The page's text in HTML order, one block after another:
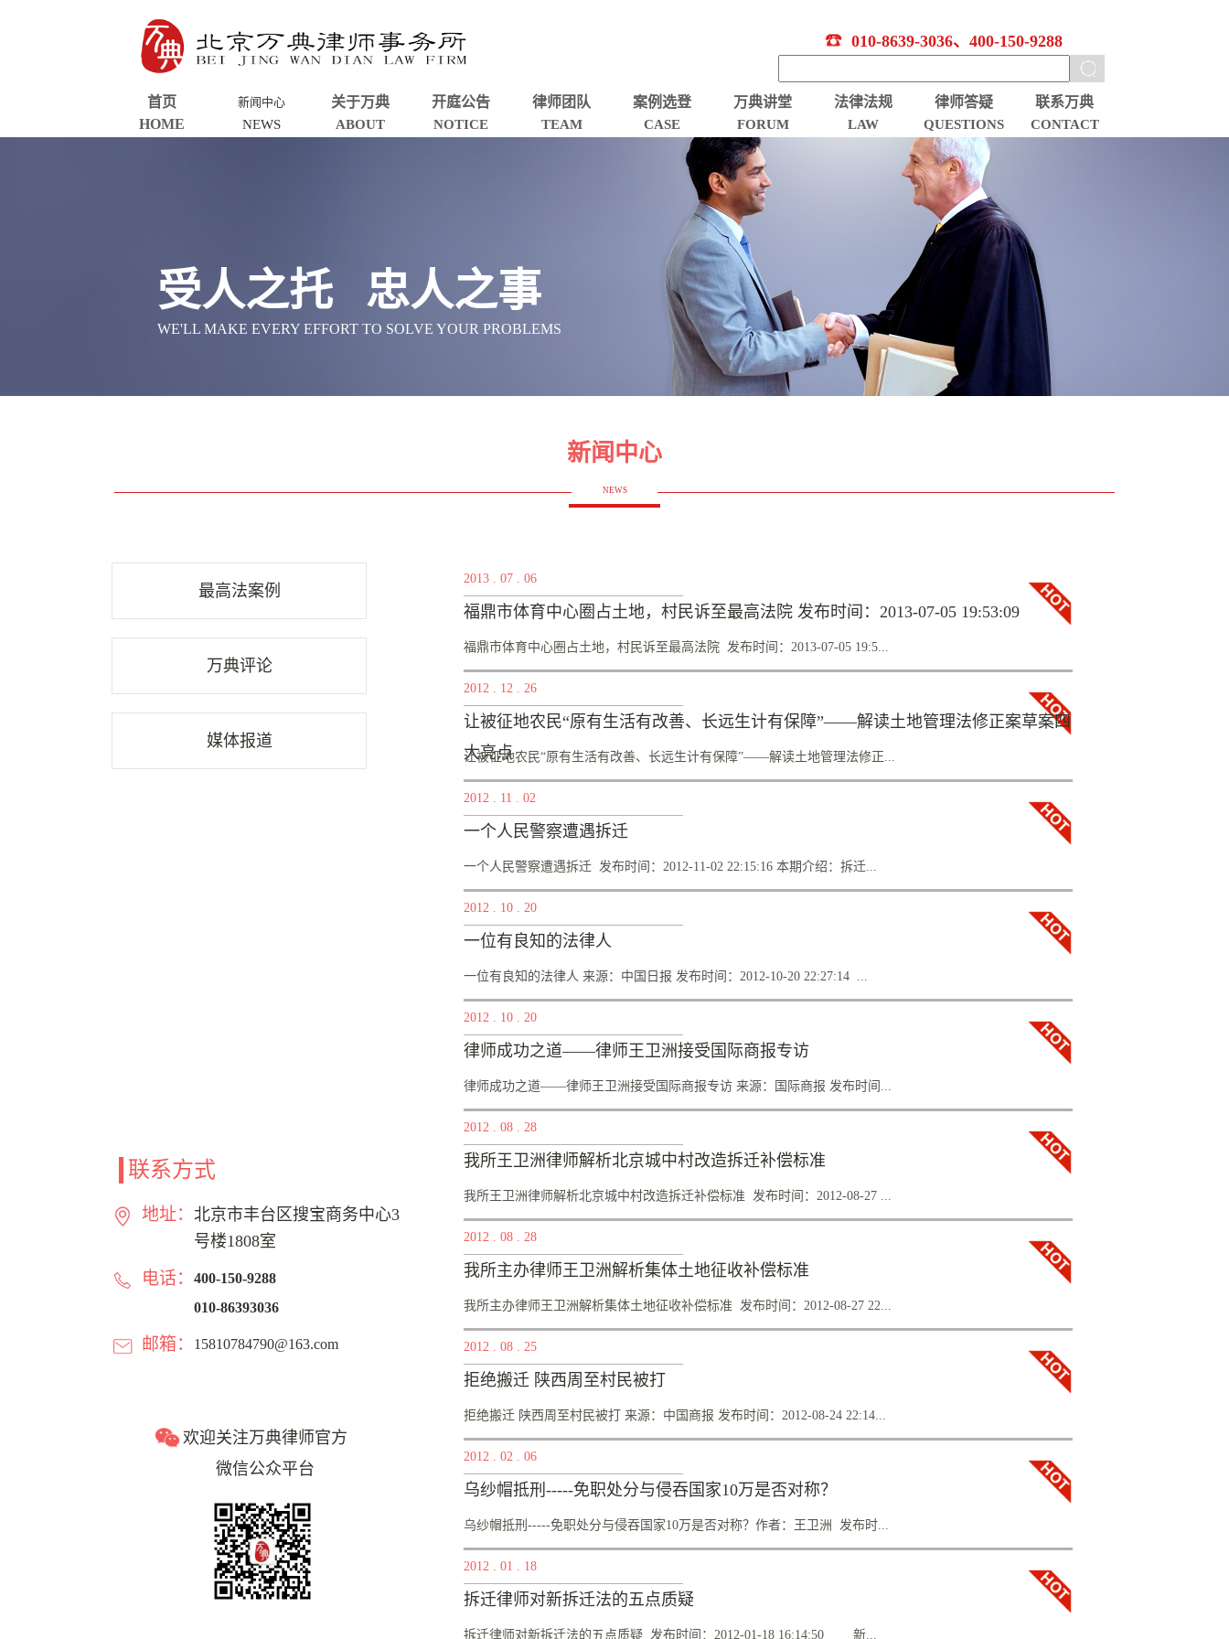
010-8639-3036、400-150-9288
首页
HOME
新闻中心
NEWS
关于万典
ABOUT
开庭公告
NOTICE
律师团队
TEAM
案例选登
CASE
万典讲堂
FORUM
法律法规
LAW
律师答疑
QUESTIONS
联系万典
CONTACT
受人之托 忠人之事
WE'LL MAKE EVERY EFFORT TO SOLVE YOUR PROBLEMS
新闻中心
NEWS
联系方式
地址： 北京市丰台区搜宝商务中心3
号楼1808室
电话：
400-150-9288
010-86393036
邮箱： 15810784790@163.com
欢迎关注万典律师官方
微信公众平台
最高法案例
万典评论
媒体报道
2013 . 07 . 06
福鼎市体育中心圈占土地，村民诉至最高法院 发布时间：2013-07-05 19:53:09
福鼎市体育中心圈占土地，村民诉至最高法院 发布时间：2013-07-05 19:5...
3:09 核心提示：福鼎市体育中心因圈占桐城街道办事处石湖社区岭下第三生产队四亩多集体土地，而被诉至
查。 福鼎市体育中心因圈占桐城街道办事处石湖社区岭下第三生产队四亩多集体土地，而被诉至法院。
因不服福建省高级法院终审判决，第三生产队向最高法院提起再审申请，目前最高院已立案审查。近些年，
随着各地城镇化进程的加快，一些地方屡屡出现违规占地现象，而由此引发的土地官司也屡见不鲜。但是，
仅仅...
2012 . 12 . 26
让被征地农民“原有生活有改善、长远生计有保障”——解读土地管理法修正案草案四
大亮点
让被征地农民“原有生活有改善、长远生计有保障”——解读土地管理法修正...
案草案四大亮点中国人大网 www.npc.gov.cn日期： 2012-12-25浏览字号：大 中 小打印本页 关闭窗口 新
的问题得到社会广泛关注。现行土地补偿制度是由土地管理法确定的，其中最关键的条款是第４７条。２４
日提交全国人大常委会审议的土地管理法修正案草案，对第４７条做出了重大修改。 亮点一：删除按土
地原有用途补偿和３０倍补偿上限规定 现行土地管理法第４７条规定，征收土地按照被征地的原用途
给...
2012 . 11 . 02
一个人民警察遭遇拆迁
一个人民警察遭遇拆迁 发布时间：2012-11-02 22:15:16 本期介绍：拆迁...
算是一个热而不热的话题，很多人从震惊到愤怒再到现在的麻木。在拆迁中骂拆迁单位、骂钉子户，是是非
鲍先生因不满拆迁补偿拒签拆迁补偿协议，被单位停职两个月。究竟是鲍先生狮子大开口索要高额拆迁费，
还是另有隐情？为此，《法眼看房产》采访了北京亿嘉律师事务所的王卫洲律师。 法眼看房产：关注房子，
解答疑难。《法眼看房产》为您解读关于房子的是是非非。各位网友大家好，又和大家见面了。今天，我
们...
2012 . 10 . 20
一位有良知的法律人
一位有良知的法律人 来源：中国日报 发布时间：2012-10-20 22:27:14 ...
人物档案：王卫洲，河北邯郸人，全国知名土地拆迁律师，法律实践家，司法学者。在法律实践的同时潜
的感情。从事律师职业后专攻土地拆迁领域，专业为被征地、拆迁人、农民工等弱势群体维护权利，坚持“稳
打稳扎、勇于开拓、恪尽职守、不拘小节”的办案办案思路和利用多种力量集中维权的原则，曾承办武汉天兴
洲公铁两用长江大桥及其引线工程占地纠纷案件、二广高速...
2012 . 10 . 20
律师成功之道——律师王卫洲接受国际商报专访
律师成功之道——律师王卫洲接受国际商报专访 来源：国际商报 发布时间...
：2012-10-20 22:25:51 王卫洲，全国知名土地拆迁律师，出生于河北邯郸一个普通农民家庭，王卫洲最
大的梦想就是成为一名律师，撑起正义的天空，用法律保护弱势群体。“律师要有高度的责任心，要把当事人
利益看成最重要的事情，要把案子当成自己的官司去打，没有这样的工作态度是不可能发挥自己最大的主观
能动性的，也不可能把案子办得漂亮。”对于律师的从业之道，王卫洲如是说。 打官司最重要的是证据，
而证据调取则需要律师的不懈努力。然而，在工作中，王...
2012 . 08 . 28
我所王卫洲律师解析北京城中村改造拆迁补偿标准
我所王卫洲律师解析北京城中村改造拆迁补偿标准 发布时间：2012-08-27 ...
22:48:04栏目名称：法律名人谈主 题：王卫洲律师解析北京城中村改造拆迁补偿标准嘉宾律师：北京市亿
嘉律师事务所王卫洲律师关 键 词：北京城中村，城中村改造，拆迁补偿标准，本期策划：张倩 本期介绍：
城中村改造拆迁补偿一直是城中村居民关注的焦点之一，在拆迁的大浪潮中，为了能多分得补偿，不少村民
朋友们采用了各种办法。其中一些办法可能会适得其反，为了让大家在城中村拆迁补偿中不吃亏不违法，
《法律名人谈栏...
2012 . 08 . 28
我所主办律师王卫洲解析集体土地征收补偿标准
我所主办律师王卫洲解析集体土地征收补偿标准 发布时间：2012-08-27 22...
:49:50 栏目名称：法眼看房产主 题：解析集体土地征收补偿标准嘉宾律师：王卫洲律师本期策划：张倩 本
敏感的神经。早到2004年的嘉禾事件、2005年的定州事件，再到08年的瓮安事件，一幕幕的冲突有着深层次
的原因。那就是：土地！今天，我们有幸为大家请到了北京市亿嘉律师事务所王卫洲律师来为大家简单讲解
一下集体土地征收补偿的相关内容。&#...
2012 . 08 . 25
拒绝搬迁 陕西周至村民被打
拒绝搬迁 陕西周至村民被打 来源：中国商报 发布时间：2012-08-24 22:14...
:28 （本报记者 孙孝运）贾鹏斌很是坚强，强忍着没有让眼眶里的泪水流出来。而他的妻子很难控制情
记，但我没有想到的是，自己在为村民依法讨说法的路上会遭到暴徒袭击。” 遭到袭击的贾鹏斌现在还不
能行动自如，需要依靠双拐才能勉强挪动。 贾鹏斌是陕西周至县楼观镇东楼村人。按照他的说法，去年
12月12日晚上八点，他和其他四位村民准备去附近的派出所反映一件事情。当他们在村子中间行走时，从四
辆没有牌照的...
2012 . 02 . 06
乌纱帽抵刑-----免职处分与侵吞国家10万是否对称？
乌纱帽抵刑-----免职处分与侵吞国家10万是否对称？作者：王卫洲 发布时...
间：2012-02-06 15:21:19 中央网络电视台报道： 1月7日，有媒体报道称，山西省疾控中心人事科
每月领取由财政全额拨付的基础薪、生活补贴及住房公积金等，大学5年...
2012 . 01 . 18
拆迁律师对新拆迁法的五点质疑
拆迁律师对新拆迁法的五点质疑 发布时间：2012-01-18 16:14:50 新...